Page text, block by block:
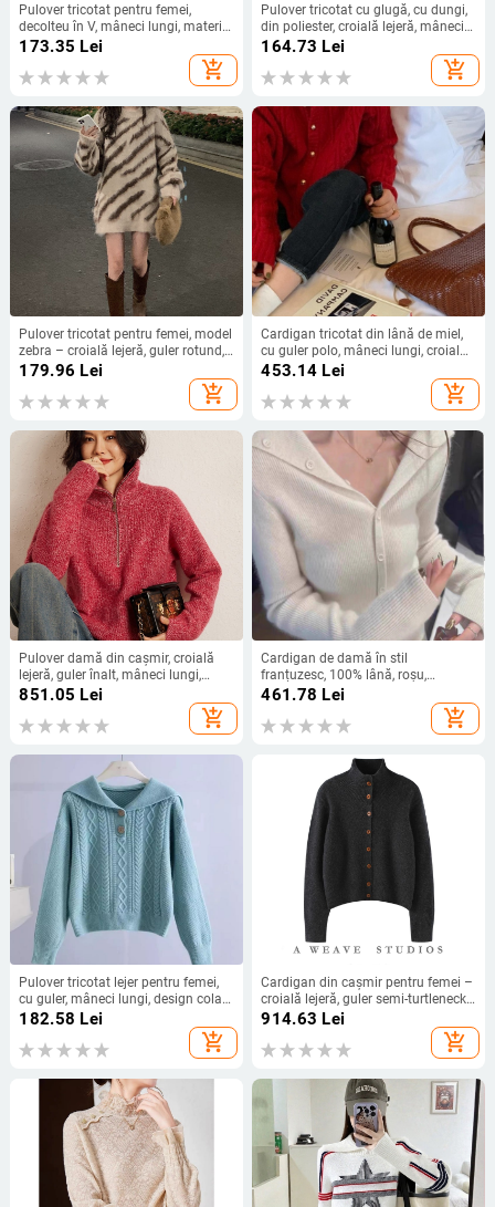
Pulover tricotat pentru femei,
decolteu în V, mâneci lungi, material
poliester, croială standard
173.35 Lei
add_shopping_cart
Pulover tricotat cu glugă, cu dungi,
din poliester, croială lejeră, mâneci
lungi
164.73 Lei
add_shopping_cart
Pulover tricotat pentru femei, model
zebra – croială lejeră, guler rotund,
mâneci lungi, grosime medie
179.96 Lei
add_shopping_cart
Cardigan tricotat din lână de miel,
cu guler polo, mâneci lungi, croială
lejeră, nasturi pe un singur rând
453.14 Lei
add_shopping_cart
Pulover damă din cașmir, croială
lejeră, guler înalt, mâneci lungi,
lungime 50–65 cm, toamnă 2025
851.05 Lei
add_shopping_cart
Cardigan de damă în stil
franțuzesc, 100% lână, roșu,
decolteu în V, top de bază pentru
461.78 Lei
add_shopping_cart
Pulover tricotat lejer pentru femei,
cu guler, mâneci lungi, design colaj/
îmbinare, stil japonez-coreean
casual, material principal acrilic,
conținut 30–50%, toamnă 2024
182.58 Lei
add_shopping_cart
Cardigan din cașmir pentru femei –
croială lejeră, guler semi-turtleneck,
mâneci lungi, tricot ultra gros
914.63 Lei
add_shopping_cart